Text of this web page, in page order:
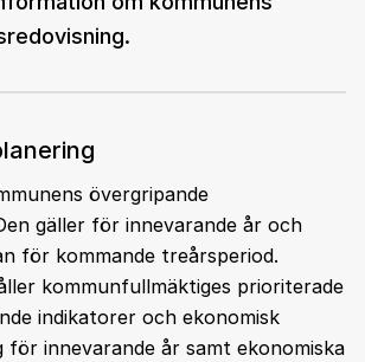
övergripande
gäller för innevarande år och
för kommande treårsperiod.
kommunfullmäktiges prioriterade
indikatorer och ekonomisk
för innevarande år samt ekonomiska